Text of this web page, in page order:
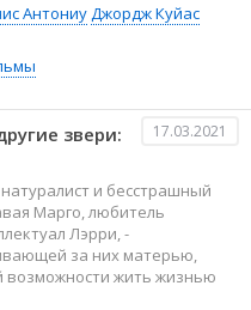
АнтониуДжордж Куйас
звери: 17.03.2021
и бесстрашный
Марго, любитель
Лэрри, -
за них матерью,
возможности жить жизнью